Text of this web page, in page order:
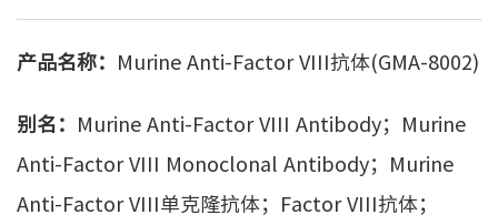
产品名称： Murine Anti-Factor VIII抗体(GMA-8002)
别名：
Murine Anti-Factor VIII Antibody；Murine
Anti-Factor VIII Monoclonal Antibody；Murine
Anti-Factor VIII单克隆抗体；Factor VIII抗体；